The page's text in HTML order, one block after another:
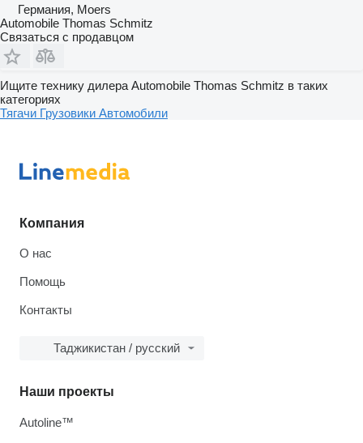
Германия, Moers
Automobile Thomas Schmitz
Связаться с продавцом
Ищите технику дилера Automobile Thomas Schmitz в таких
категориях
Тягачи Грузовики Автомобили
Компания
О нас
Помощь
Контакты
Таджикистан / русский
Наши проекты
Autoline™